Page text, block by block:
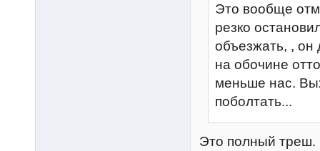
Это вообще
резко
объезжать, , он
на обочине
меньше нас.
поболтать...
Это полный треш.